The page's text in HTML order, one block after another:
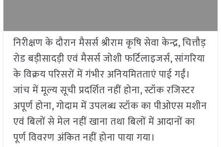
निरीक्षण के दौरान मैसर्स श्रीराम कृषि सेवा केन्द्र, चित्तौड़
रोड बड़ीसादड़ी एवं मैसर्स जोशी फर्टिलाइजर्स, सांगरिया
के विक्रय परिसरों में गंभीर अनियमितताएं पाई गईं।
जांच में मूल्य सूची प्रदर्शित नहीं होना, स्टॉक रजिस्टर
अपूर्ण होना, गोदाम में उपलब्ध स्टॉक का पीओएस मशीन
एवं बिलों से मेल नहीं खाना तथा बिलों में आदानों का
पूर्ण विवरण अंकित नहीं होना पाया गया।